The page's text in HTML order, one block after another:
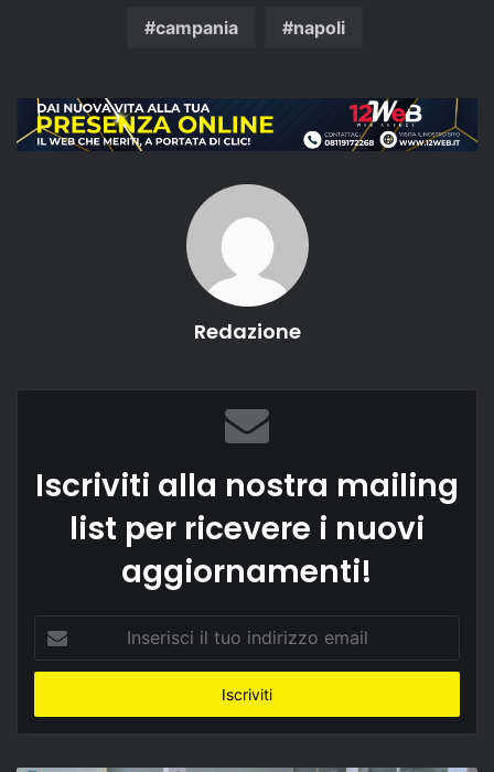
campania napoli
Redazione
Iscriviti alla nostra mailing
list per ricevere i nuovi
aggiornamenti!
tuo
email